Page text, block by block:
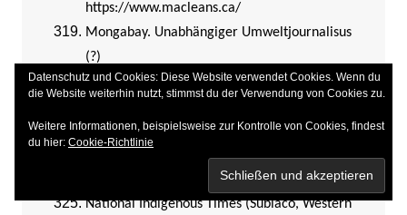
https://www.macleans.ca/
Mongabay. Unabhängiger Umweltjournalisus
(?)
Renmin Ribao, deutsch (Peking, VR China)
Transport Journal (D)
National Council of Resistance of Iran (Paris, F)
National Indigenous Times (Subiaco, Western
Datenschutz und Cookies: Diese Website verwendet Cookies. Wenn du
die Website weiterhin nutzt, stimmst du der Verwendung von Cookies zu.
Weitere Informationen, beispielsweise zur Kontrolle von Cookies, findest
du hier: Cookie-Richtlinie